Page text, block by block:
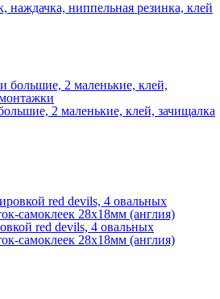
наждачка, ниппельная резинка, клей
2 маленькие, клей, зачищалка
red devils, 4 овальных
самоклеек 28х18мм (англия)